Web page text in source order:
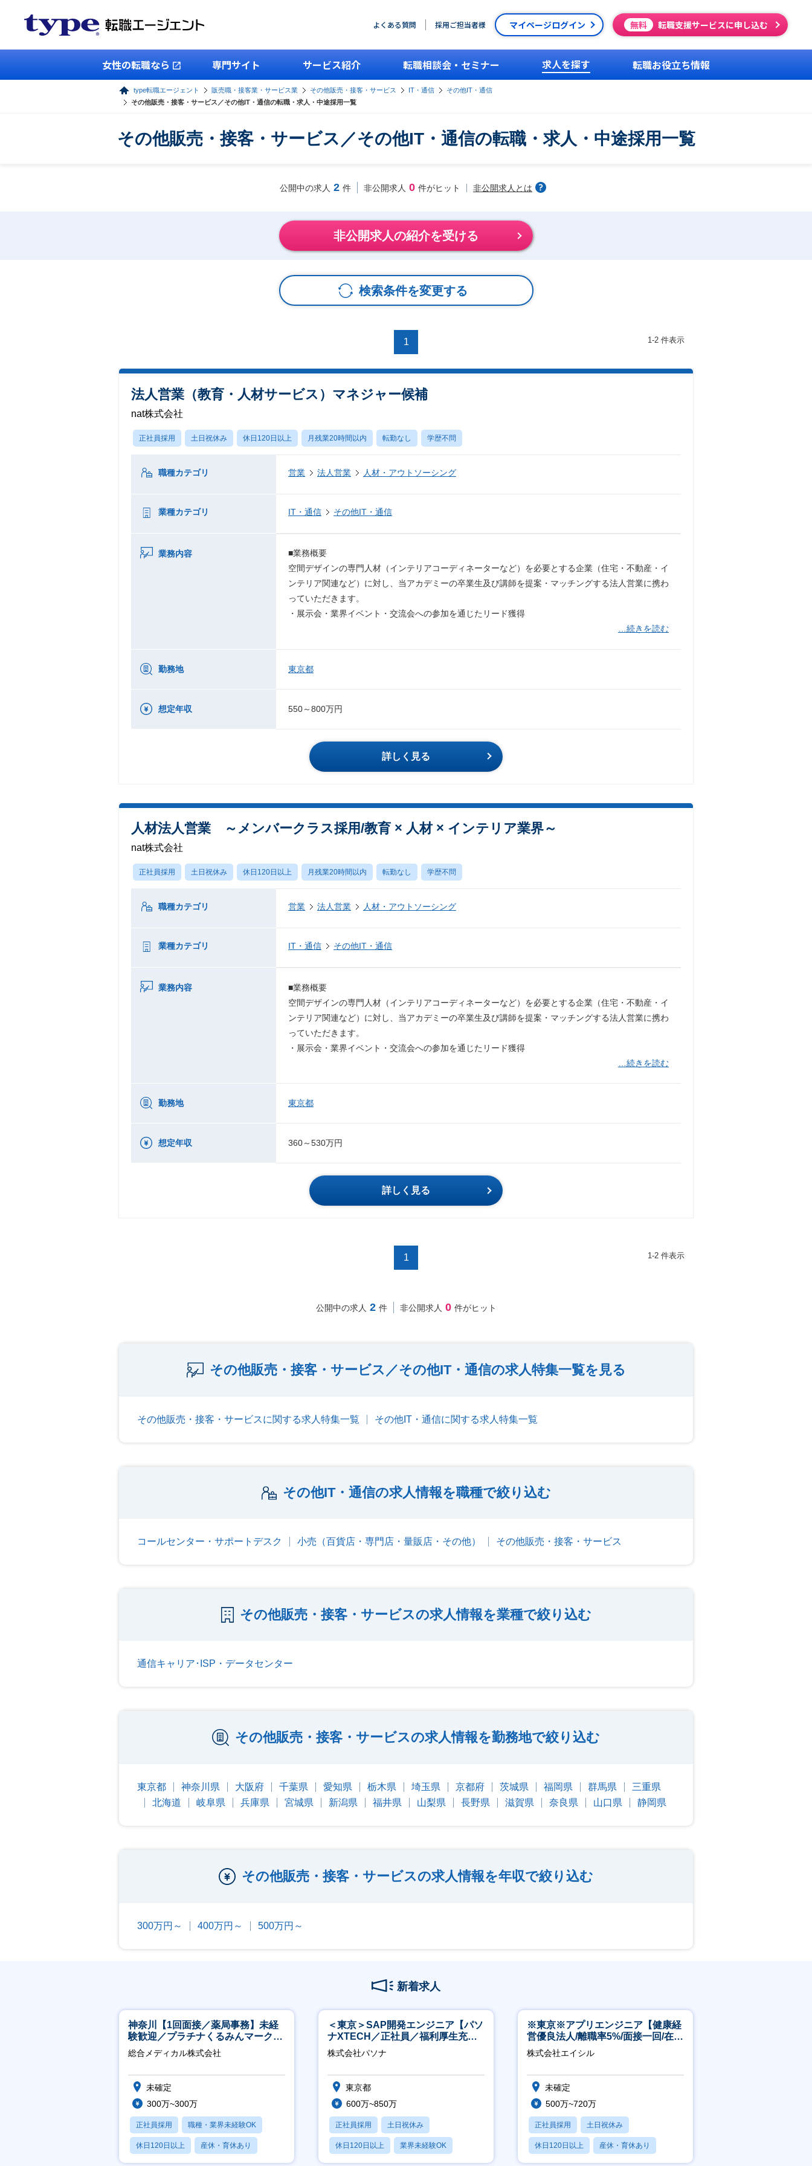
よくある質問 採用ご担当者様 マイページログイン 無料 転職支援サービスに申し込む
女性の転職なら 専門サイト サービス紹介 転職相談会・セミナー 求人を探す 転職お役立ち情報
type転職エージェント 販売職・接客業・サービス業 その他販売・接客・サービス IT・通信
その他IT・通信
その他販売・接客・サービス／その他IT・通信の転職・求人・中途採用一覧
その他販売・接客・サービス／その他IT・通信の転職・求人・中途採用一覧
公開中の求人 2 件 非公開求人 0 件がヒット 非公開求人とは
非公開求人の紹介を受ける
検索条件を変更する
1 1-2 件表示
法人営業（教育・人材サービス）マネジャー候補
nat株式会社
正社員採用 土日祝休み 休日120日以上 月残業20時間以内 転勤なし 学歴不問
職種カテゴリ 営業 法人営業 人材・アウトソーシング
業種カテゴリ IT・通信 その他IT・通信
業務内容
■業務概要
空間デザインの専門人材（インテリアコーディネーターなど）を必要とする企業（住宅・不動産・イ
ンテリア関連など）に対し、当アカデミーの卒業生及び講師を提案・マッチングする法人営業に携わ
っていただきます。
・展示会・業界イベント・交流会への参加を通じたリード獲得
…続きを読む
勤務地 東京都
想定年収 550～800万円
詳しく見る
人材法人営業 ～メンバークラス採用/教育 × 人材 × インテリア業界～
nat株式会社
正社員採用 土日祝休み 休日120日以上 月残業20時間以内 転勤なし 学歴不問
職種カテゴリ 営業 法人営業 人材・アウトソーシング
業種カテゴリ IT・通信 その他IT・通信
業務内容
■業務概要
空間デザインの専門人材（インテリアコーディネーターなど）を必要とする企業（住宅・不動産・イ
ンテリア関連など）に対し、当アカデミーの卒業生及び講師を提案・マッチングする法人営業に携わ
っていただきます。
・展示会・業界イベント・交流会への参加を通じたリード獲得
…続きを読む
勤務地 東京都
想定年収 360～530万円
詳しく見る
1 1-2 件表示
公開中の求人 2 件 非公開求人 0 件がヒット
その他販売・接客・サービス／その他IT・通信の求人特集一覧を見る
その他販売・接客・サービスに関する求人特集一覧 その他IT・通信に関する求人特集一覧
その他IT・通信の求人情報を職種で絞り込む
コールセンター・サポートデスク 小売（百貨店・専門店・量販店・その他） その他販売・接客・サービス
その他販売・接客・サービスの求人情報を業種で絞り込む
通信キャリア･ISP・データセンター
その他販売・接客・サービスの求人情報を勤務地で絞り込む
東京都 神奈川県 大阪府 千葉県 愛知県 栃木県 埼玉県 京都府 茨城県 福岡県 群馬県
三重県
北海道
岐阜県 兵庫県 宮城県 新潟県 福井県 山梨県 長野県 滋賀県 奈良県 山口県 静岡県
その他販売・接客・サービスの求人情報を年収で絞り込む
300万円～ 400万円～ 500万円～
新着求人
神奈川【1回面接／薬局事務】未経
験歓迎／プラチナくるみんマーク取
得／月平均残業13h／年休126日
総合メディカル株式会社
未確定
300万~300万
正社員採用 職種・業界未経験OK
休日120日以上 産休・育休あり
＜東京＞SAP開発エンジニア【パソ
ナXTECH／正社員／福利厚生充実
◎】
株式会社パソナ
東京都
600万~850万
正社員採用 土日祝休み
休日120日以上 業界未経験OK
※東京※アプリエンジニア【健康経
営優良法人/離職率5%/面接一回/在宅
有/完休2日/上流案件多数】
株式会社エイシル
未確定
500万~720万
正社員採用 土日祝休み
休日120日以上 産休・育休あり